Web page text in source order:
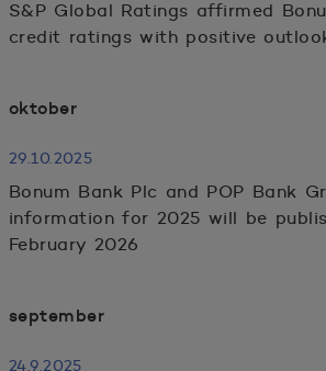
S&P Global Ratings affirmed
credit ratings with positive
oktober
29.10.2025
Bonum Bank Plc and POP Bank
information for 2025 will be
February 2026
september
24.9.2025
Releases